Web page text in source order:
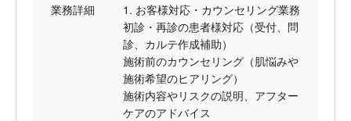
業務詳細
1. お客様対応・カウンセリング業務
初診・再診の患者様対応（受付、問
診、カルテ作成補助）
施術前のカウンセリング（肌悩みや
施術希望のヒアリング）
施術内容やリスクの説明、アフター
ケアのアドバイス